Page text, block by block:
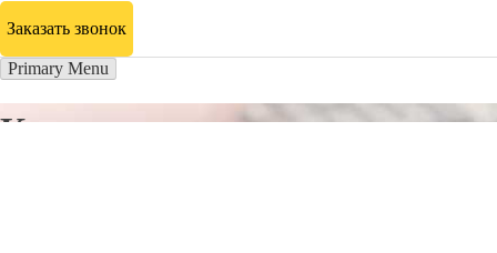
Заказать звонок
Primary Menu
Курсы программирования в